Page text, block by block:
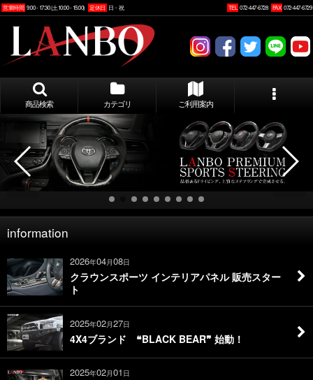
営業時間 9:00 - 17:30 (土10:00 - 15:00) 定休日 日・祝 TEL 072-447-6728 FAX 072-447-6729
商品検索 カテゴリ ご利用案内
information
2026年04月08日
クラウンスポーツ インテリアパネル 販売スター
ト
2025年02月27日
4X4ブランド ❝BLACK BEAR❞ 始動！
2025年02月01 日